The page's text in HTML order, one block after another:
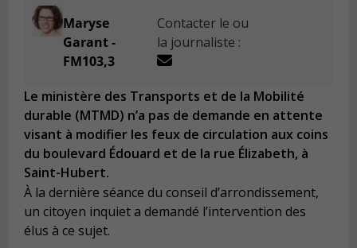
Maryse
Garant -
FM103,3
Contacter le ou
la journaliste :
Le ministère des Transports et de la Mobilité
durable (MTMD) n’a pas de demande en attente
visant à modifier les feux de circulation aux coins
du boulevard Édouard et de la rue Élizabeth, à
Saint-Hubert.
À la dernière séance du conseil d’arrondissement,
un citoyen inquiet a demandé l’intervention des
élus à ce sujet.